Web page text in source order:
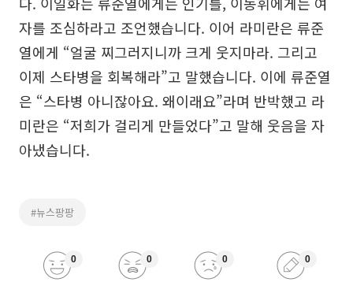
자를 조심하라고 조언했습니다. 이어 라미란은 류준
열에게 “얼굴 찌그러지니까 크게 웃지마라. 그리고
이제 스타병을 회복해라”고 말했습니다. 이에 류준열
은 “스타병 아니잖아요. 왜이래요”라며 반박했고 라
미란은 “저희가 걸리게 만들었다”고 말해 웃음을 자
아냈습니다.
#뉴스팡팡
0 0 0 0